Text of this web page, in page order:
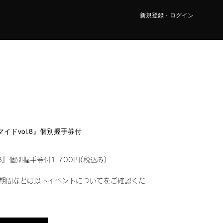
新規登録・ログイン
イドvol.8』個別握手券付
』個別握手券付1,700円(税込み)
間などは以下イベントについてをご確認くだ